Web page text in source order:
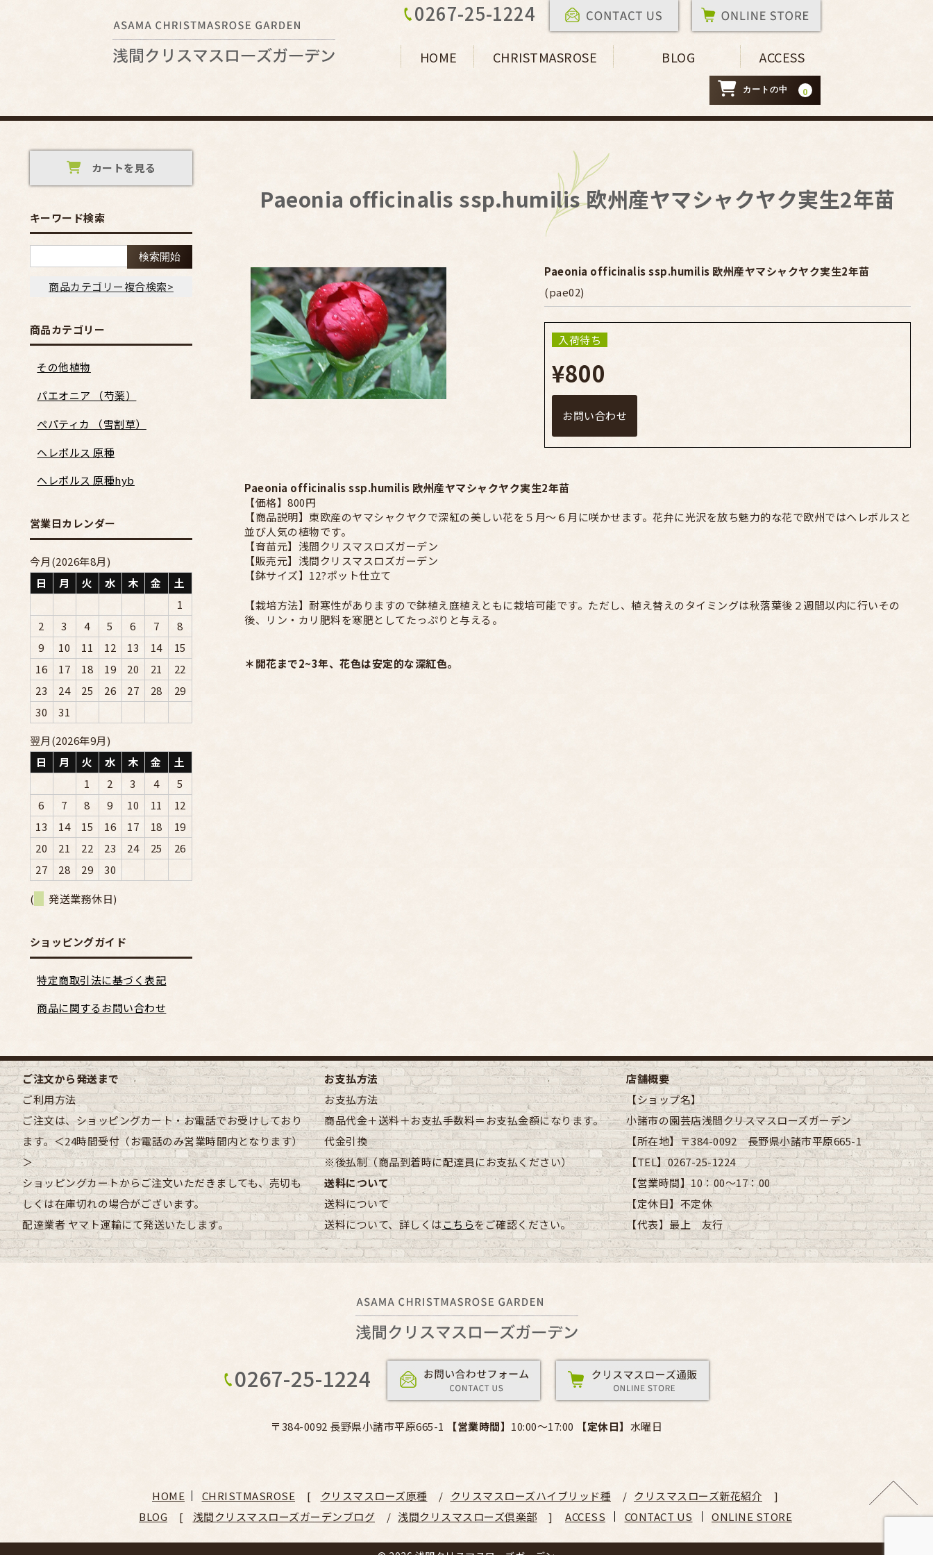
0267-25-1224
HOME CHRISTMASROSE BLOG ACCESS
カートの中 0
Paeonia officinalis ssp.humilis 欧州産ヤマシャクヤク実生2年苗
Paeonia officinalis ssp.humilis 欧州産ヤマシャクヤク実生2年苗
(pae02)
入荷待ち
¥800
お問い合わせ
Paeonia officinalis ssp.humilis 欧州産ヤマシャクヤク実生2年苗
【価格】800円
【商品説明】東欧産のヤマシャクヤクで深紅の美しい花を５月〜６月に咲かせます。花弁に光沢を放ち魅力的な花で欧州ではヘレボルスと
並び人気の植物です。
【育苗元】浅間クリスマスロズガーデン
【販売元】浅間クリスマスロズガーデン
【鉢サイズ】12?ポット仕立て
【栽培方法】耐寒性がありますので鉢植え庭植えともに栽培可能です。ただし、植え替えのタイミングは秋落葉後２週間以内に行いその
後、リン・カリ肥料を寒肥としてたっぷりと与える。
＊開花まで2~3年、花色は安定的な深紅色。
カートを見る
キーワード検索
商品カテゴリー複合検索>
商品カテゴリー
その他植物
パエオニア （芍薬）
ぺパティカ （雪割草）
ヘレボルス 原種
ヘレボルス 原種hyb
営業日カレンダー
今月(2026年8月)
日
月 火 水 木 金
土
1
2
3 4 5 6 7
8
9
10 11 12 13 14
15
16
17 18 19 20 21
22
23
24 25 26 27 28
29
30
31
翌月(2026年9月)
日
月 火 水 木 金
土
1
2 3 4
5
6
7 8 9 10 11
12
13
14 15 16 17 18
19
20
21 22 23 24 25
26
27
28 29
30
(
発送業務休日)
ショッピングガイド
特定商取引法に基づく表記
商品に関するお問い合わせ
ご注文から発送まで
ご利用方法
ご注文は、ショッピングカート・お電話でお受けしており
ます。＜24時間受付（お電話のみ営業時間内となります）
＞
ショッピングカートからご注文いただきましても、売切も
しくは在庫切れの場合がございます。
配達業者ヤマト運輸にて発送いたします。
お支払方法
お支払方法
商品代金＋送料＋お支払手数料＝お支払金額になります。
代金引換
※後払制（商品到着時に配達員にお支払ください）
送料について
送料について
送料について、詳しくはこちらをご確認ください。
店舗概要
【ショップ名】
小諸市の園芸店浅間クリスマスローズガーデン
【所在地】〒384-0092 長野県小諸市平原665-1
【TEL】0267-25-1224
【営業時間】10：00～17：00
【定休日】不定休
【代表】最上 友行
0267-25-1224
〒384-0092 長野県小諸市平原665-1 【営業時間】 10:00～17:00 【定休日】 水曜日
HOME CHRISTMASROSE クリスマスローズ原種 クリスマスローズハイブリッド種
クリスマスローズ新花紹介
BLOG
浅間クリスマスローズガーデンブログ 浅間クリスマスローズ倶楽部 ACCESS CONTACT US ONLINE STORE